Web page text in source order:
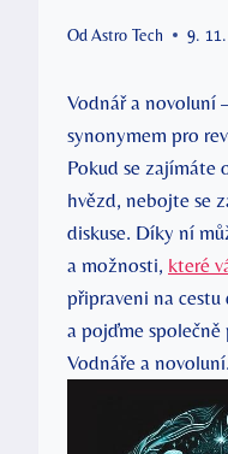
Od Astro Tech 9.
Vodnář a novoluní
synonymem pro
Pokud se zajímáte
hvězd, nebojte se
diskuse. Díky ní
a možnosti, které
připraveni na
a pojďme
Vodnáře a novoluní.